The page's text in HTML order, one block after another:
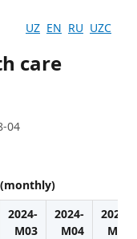
UZ EN RU UZC
care
04
2024-
M03
2024-
M04
2024-
M05